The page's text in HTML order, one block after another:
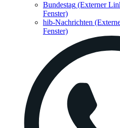
Bundestag (Externer
Fenster)
hib-Nachrichten
Fenster)